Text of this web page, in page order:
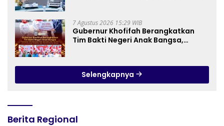
7 Agustus 2026 15:29 WIB
Gubernur Khofifah Berangkatkan
Tim Bakti Negeri Anak Bangsa,
Kemerdekaan
Selengkapnya
Berita Regional